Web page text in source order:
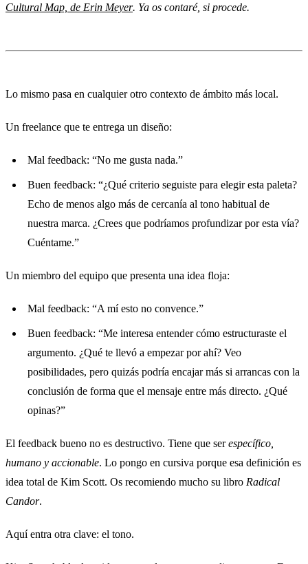
Cultural Map, de Erin Meyer. Ya os contaré, si procede.
Lo mismo pasa en cualquier otro contexto de ámbito más local.
Un freelance que te entrega un diseño:
Mal feedback: “No me gusta nada.”
Buen feedback: “¿Qué criterio seguiste para elegir esta paleta?
Echo de menos algo más de cercanía al tono habitual de
nuestra marca. ¿Crees que podríamos profundizar por esta vía?
Cuéntame.”
Un miembro del equipo que presenta una idea floja:
Mal feedback: “A mí esto no convence.”
Buen feedback: “Me interesa entender cómo estructuraste el
argumento. ¿Qué te llevó a empezar por ahí? Veo
posibilidades, pero quizás podría encajar más si arrancas con la
conclusión de forma que el mensaje entre más directo. ¿Qué
opinas?”
El feedback bueno no es destructivo. Tiene que serespecífico,
humano y accionable. Lo pongo en cursiva porque esa definición es
idea total de Kim Scott. Os recomiendo mucho su libro Radical
Candor.
Aquí entra otra clave: el tono.